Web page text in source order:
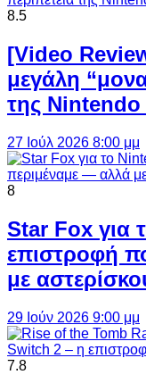
8.5
[Video
μεγάλη
της Nintendo
27 Ιούλ 2026 8:00 μμ
8
Star Fox για
επιστροφή
με
29 Ιούν 2026 9:00 μμ
7.8